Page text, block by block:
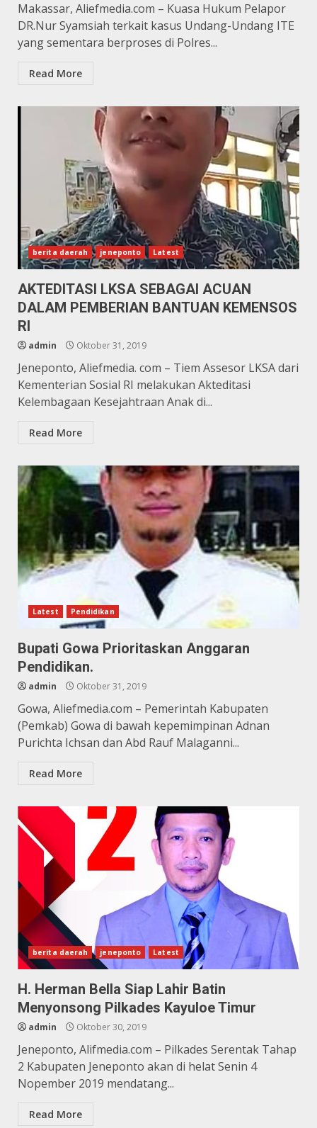
Makassar, Aliefmedia.com – Kuasa Hukum Pelapor
DR.Nur Syamsiah terkait kasus Undang-Undang ITE
yang sementara berproses di Polres...
Read More
berita daerah jeneponto Latest
AKTEDITASI LKSA SEBAGAI ACUAN
DALAM PEMBERIAN BANTUAN KEMENSOS
RI
admin Oktober 31, 2019
Jeneponto, Aliefmedia. com – Tiem Assesor LKSA dari
Kementerian Sosial RI melakukan Akteditasi
Kelembagaan Kesejahtraan Anak di...
Read More
Latest Pendidikan
Bupati Gowa Prioritaskan Anggaran
Pendidikan.
admin Oktober 31, 2019
Gowa, Aliefmedia.com – Pemerintah Kabupaten
(Pemkab) Gowa di bawah kepemimpinan Adnan
Purichta Ichsan dan Abd Rauf Malaganni...
Read More
berita daerah jeneponto Latest
H. Herman Bella Siap Lahir Batin
Menyonsong Pilkades Kayuloe Timur
admin Oktober 30, 2019
Jeneponto, Alifmedia.com – Pilkades Serentak Tahap
2 Kabupaten Jeneponto akan di helat Senin 4
Nopember 2019 mendatang...
Read More